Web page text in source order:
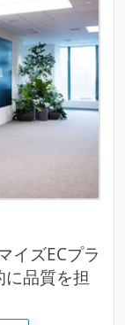
イズECプラ
品質を担